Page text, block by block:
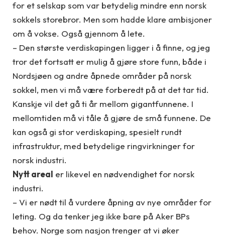
for et selskap som var betydelig mindre enn norsk
sokkels storebror. Men som hadde klare ambisjoner
om å vokse. Også gjennom å lete.
– Den største verdiskapingen ligger i å finne, og jeg
tror det fortsatt er mulig å gjøre store funn, både i
Nordsjøen og andre åpnede områder på norsk
sokkel, men vi må være forberedt på at det tar tid.
Kanskje vil det gå ti år mellom gigantfunnene. I
mellomtiden må vi tåle å gjøre de små funnene. De
kan også gi stor verdiskaping, spesielt rundt
infrastruktur, med betydelige ringvirkninger for
norsk industri.
Nytt areal er likevel en nødvendighet for norsk
industri.
– Vi er nødt til å vurdere åpning av nye områder for
leting. Og da tenker jeg ikke bare på Aker BPs
behov. Norge som nasjon trenger at vi øker